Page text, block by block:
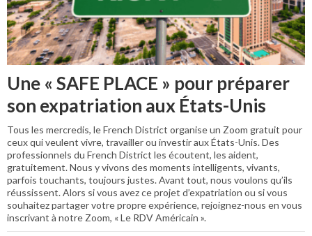
Une « SAFE PLACE » pour préparer
son expatriation aux États-Unis
Tous les mercredis, le French District organise un Zoom gratuit pour
ceux qui veulent vivre, travailler ou investir aux États-Unis. Des
professionnels du French District les écoutent, les aident,
gratuitement. Nous y vivons des moments intelligents, vivants,
parfois touchants, toujours justes. Avant tout, nous voulons qu’ils
réussissent. Alors si vous avez ce projet d’expatriation ou si vous
souhaitez partager votre propre expérience, rejoignez-nous en vous
inscrivant à notre Zoom, « Le RDV Américain ».